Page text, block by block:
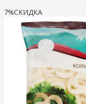
7%СКИДКА